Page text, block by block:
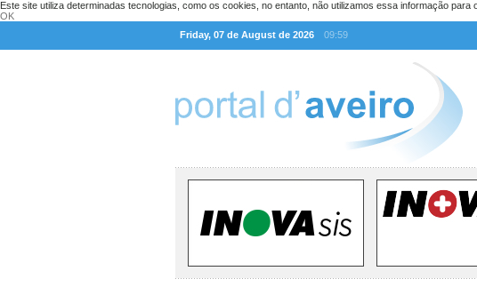
Este site utiliza determinadas tecnologias, como os cookies, no entanto, não utilizamos essa informação para
OK
Friday, 07 de August de 2026
09:59